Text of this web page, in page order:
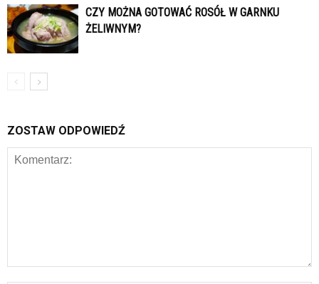
CZY MOŻNA GOTOWAĆ ROSÓŁ W GARNKU
ŻELIWNYM?
ZOSTAW ODPOWIEDŹ